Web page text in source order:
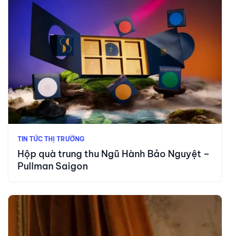
TIN TỨC THỊ TRƯỜNG
Hộp quà trung thu Ngũ Hành Bảo Nguyệt –
Pullman Saigon